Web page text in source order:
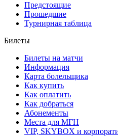
Предстоящие
Прошедшие
Турнирная таблица
Билеты
Билеты на матчи
Информация
Карта болельщика
Как купить
Как оплатить
Как добраться
Абонементы
Места для МГН
VIP, SKYBOX и